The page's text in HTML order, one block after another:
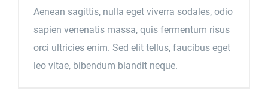
Aenean sagittis, nulla eget viverra sodales, odio
sapien venenatis massa, quis fermentum risus
orci ultricies enim. Sed elit tellus, faucibus eget
leo vitae, bibendum blandit neque.